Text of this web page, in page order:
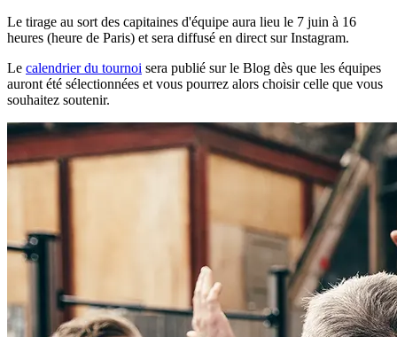
Le tirage au sort des capitaines d'équipe aura lieu le 7 juin à 16
heures (heure de Paris) et sera diffusé en direct sur Instagram.
Le calendrier du tournoi sera publié sur le Blog dès que les équipes
auront été sélectionnées et vous pourrez alors choisir celle que vous
souhaitez soutenir.